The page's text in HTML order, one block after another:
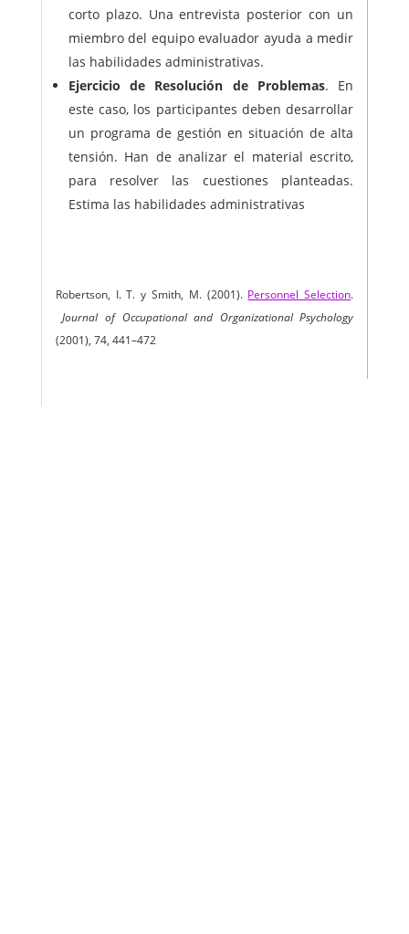
corto plazo. Una entrevista posterior con un
miembro del equipo evaluador ayuda a medir
las habilidades administrativas.
Ejercicio de Resolución de Problemas. En
este caso, los participantes deben desarrollar
un programa de gestión en situación de alta
tensión. Han de analizar el material escrito,
para resolver las cuestiones planteadas.
Estima las habilidades administrativas
Robertson, I. T. y Smith, M. (2001). Personnel Selection.
Journal of Occupational and Organizational Psychology
(2001), 74, 441–472